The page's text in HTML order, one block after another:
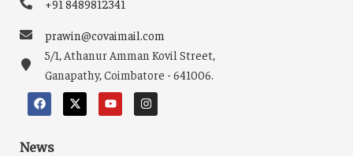
+91 8489812341
prawin@covaimail.com
5/1, Athanur Amman Kovil Street,
Ganapathy, Coimbatore - 641006.
News